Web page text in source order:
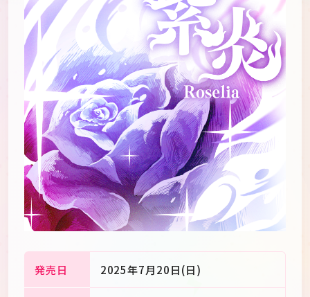
Schedule About
Goods
発売日 2025年7月20日(日)